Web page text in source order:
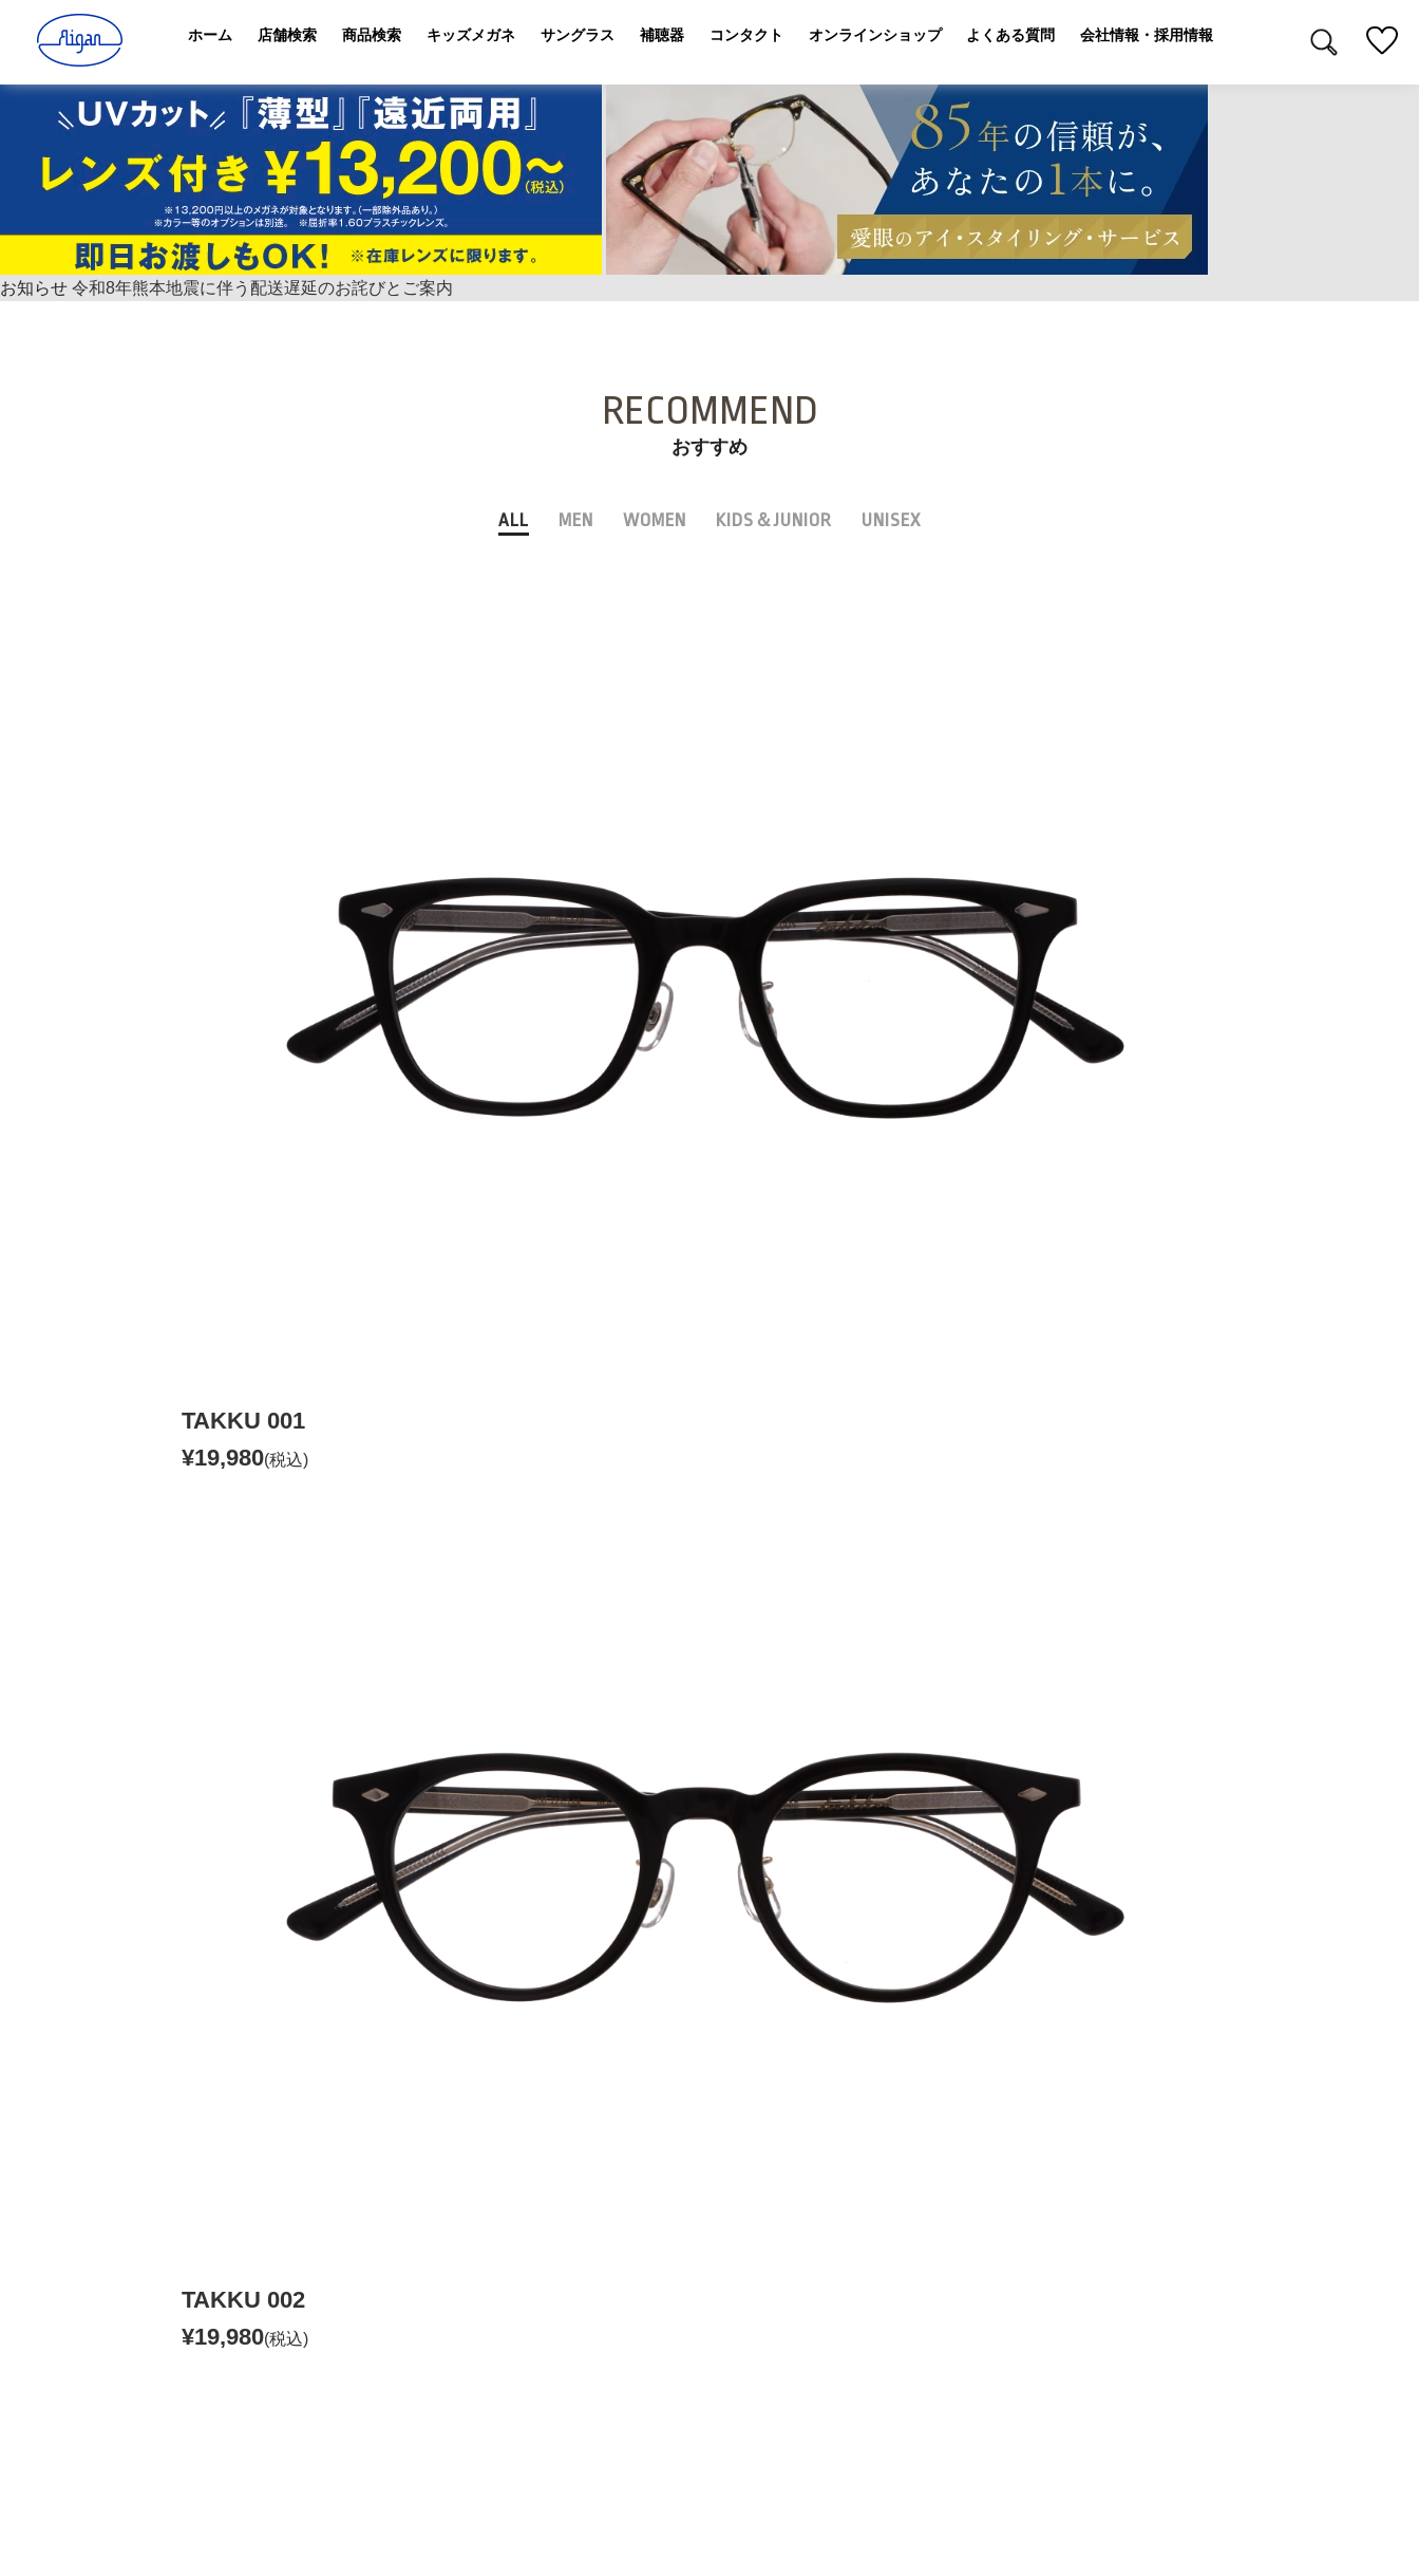
ホーム 店舗検索 商品検索 キッズメガネ サングラス 補聴器 コンタクト オンラインショップ よくある質問 会社情報・採用情報
お知らせ 令和8年熊本地震に伴う配送遅延のお詫びとご案内
RECOMMEND
おすすめ
ALL MEN WOMEN KIDS＆JUNIOR UNISEX
TAKKU 001
¥19,980(税込)
TAKKU 002
¥19,980(税込)